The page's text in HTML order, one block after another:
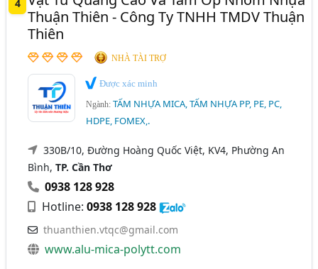
4
Thuận Thiên - Công Ty TNHH TMDV Thuận
Thiên
NHÀ TÀI TRỢ
Được xác minh
Ngành:TẤM NHỰA MICA, TẤM NHỰA PP, PE, PC,
HDPE, FOMEX,.
330B/10, Đường Hoàng Quốc Việt, KV4, Phường An
Bình,TP. Cần Thơ
0938 128 928
Hotline:0938 128 928
thuanthien.vtqc@gmail.com
www.alu-mica-polytt.com